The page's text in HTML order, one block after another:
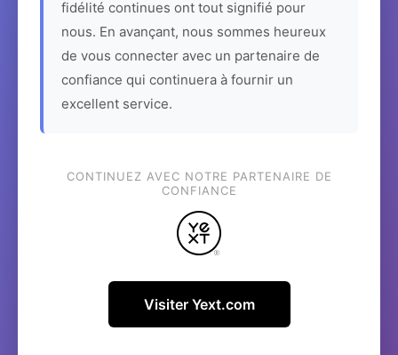
fidélité continues ont tout signifié pour
nous. En avançant, nous sommes heureux
de vous connecter avec un partenaire de
confiance qui continuera à fournir un
excellent service.
CONTINUEZ AVEC NOTRE PARTENAIRE DE
CONFIANCE
Visiter Yext.com